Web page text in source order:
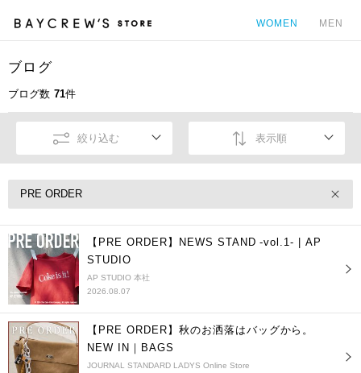
WOMEN MEN
ブログ
ブログ数 71件
絞り込む 表示順
PRE ORDER
【PRE ORDER】NEWS STAND -vol.1- | AP
STUDIO
AP STUDIO 本社
2026.08.07
【PRE ORDER】秋のお洒落はバッグから。
NEW IN｜BAGS
JOURNAL STANDARD LADYS Online Store